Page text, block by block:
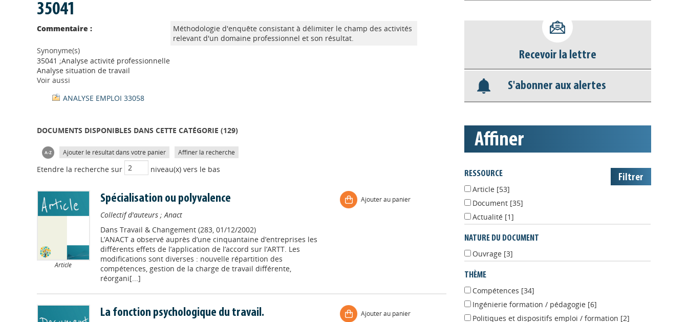
35041
Commentaire :
Méthodologie d'enquête consistant à délimiter le champ des activités
relevant d'un domaine professionnel et son résultat.
Synonyme(s)
35041 ;Analyse activité professionnelle
Analyse situation de travail
Voir aussi
ANALYSE EMPLOI 33058
DOCUMENTS DISPONIBLES DANS CETTE CATÉGORIE (129)
Ajouter le résultat dans votre panier Affiner la recherche
Etendre la recherche sur niveau(x) vers le bas
Article
Spécialisation ou polyvalence
Collectif d'auteurs;Anact
Dans Travail & Changement (283, 01/12/2002)
L’ANACT a observé auprès d’une cinquantaine d’entreprises les
différents effets de l’application de l’accord sur l’ARTT. Les
modifications sont diverses : nouvelle répartition des
compétences, gestion de la charge de travail différente,
réorgani[...]
Ajouter au panier
La fonction psychologique du travail. Ajouter au panier
Base documentaire
affiner
RESSOURCE
Article
Document[35]
Actualité[1]
NATURE DU DOCUMENT
Ouvrage[3]
THÈME
Compétences
[34]
Ingénierie formation / pédagogie